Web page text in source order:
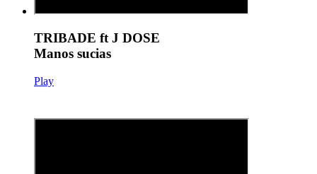
TRIBADE ft J DOSE
Manos sucias
Play